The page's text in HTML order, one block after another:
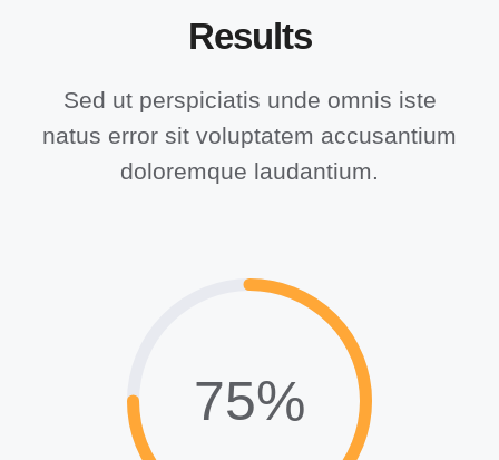
Results
Sed ut perspiciatis unde omnis iste
natus error sit voluptatem accusantium
doloremque laudantium.
75%